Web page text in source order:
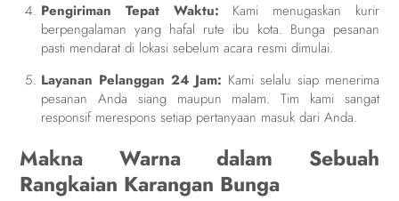
Pengiriman Tepat Waktu: Kami menugaskan kurir
berpengalaman yang hafal rute ibu kota. Bunga pesanan
pasti mendarat di lokasi sebelum acara resmi dimulai.
Layanan Pelanggan 24 Jam: Kami selalu siap menerima
pesanan Anda siang maupun malam. Tim kami sangat
responsif merespons setiap pertanyaan masuk dari Anda.
Makna Warna dalam Sebuah
Rangkaian Karangan Bunga